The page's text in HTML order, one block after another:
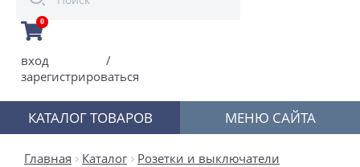
0
вход
/
зарегистрироваться
КАТАЛОГ ТОВАРОВ МЕНЮ САЙТА
Главная Каталог
Розетки и выключатели